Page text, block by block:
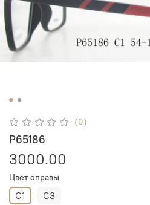
(0)
P65186
3000.00
Цвет оправы
C1 C3